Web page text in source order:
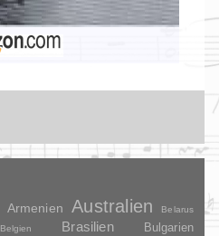
Armenien Australien Belarus
Belgien Brasilien Bulgarien